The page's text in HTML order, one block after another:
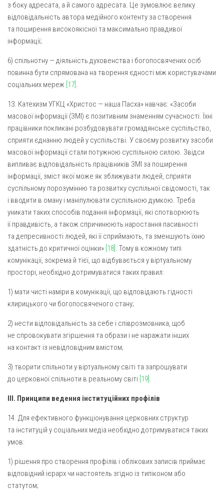
з боку адресата, а й самого адресата. Це зумовлює велику
відповідальність автора медійного контенту за створення
та поширення високоякісної та максимально правдивої
інформації;
6) спільнотну — діяльність духовенства і богопосвячених осіб
повинна бути спрямована на творення єдності між користувачами
соціальних мереж [17] .
13. Катехизм УГКЦ «Христос — наша Пасха» навчає: «Засоби
масової інформації (ЗМІ) є позитивним знаменням сучасності. Їхні
працівники покликані розбудовувати громадянське суспільство,
сприяти єднанню людей у суспільстві. У своєму розвитку засоби
масової інформації стали потужною суспільною силою. Звідси
випливає відповідальність працівників ЗМІ за поширення
інформації, зміст якої може як зближувати людей, сприяти
суспільному порозумінню та розвитку суспільної свідомості, так
і вводити в оману і маніпулювати суспільною думкою. Треба
уникати таких способів подання інформації, які спотворюють
її правдивість, а також спричинюють наростання пасивності
та депресивності людей, які її сприймають, та зменшують їхню
здатність до критичної оцінки» [18] . Тому в кожному типі
комунікації, зокрема й тієї, що відбувається у віртуальному
просторі, необхідно дотримуватися таких правил:
1) мати чисті наміри в комунікації, що відповідають гідності
клирицького чи богопосвяченого стану;
2) нести відповідальність за себе і співрозмовника, щоб
не спровокувати згіршення та образи і не наражати інших
на контакт із невідповідним вмістом;
3) творити спільноти у віртуальному світі та запрошувати
до церковної спільноти в реальному світі [19] .
ІІІ. Принципи ведення інституційних профілів
14. Для ефективного функціонування церковних структур
та інституцій у соціальних медіа необхідно дотримуватися таких
умов:
1) рішення про створення профілів і облікових записів приймає
відповідний ієрарх чи настоятель згідно із типіконом або
статутом;